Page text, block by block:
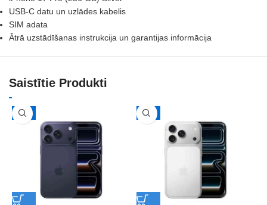
USB‑C datu un uzlādes kabelis
SIM adata
Ātrā uzstādīšanas instrukcija un garantijas informācija
Saistītie Produkti
-9% -10%